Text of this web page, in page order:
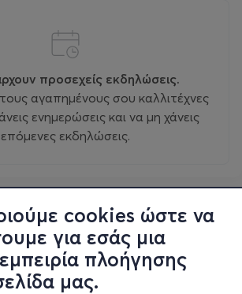
cookies ώστε να
για εσάς μια
πλοήγησης
μας.
προσεχείς εκδηλώσεις.
αγαπημένους σου καλλιτέχνες
ενημερώσεις και να μη χάνεις
επόμενες εκδηλώσεις.